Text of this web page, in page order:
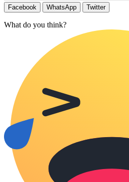
Facebook WhatsApp Twitter
What do you think?